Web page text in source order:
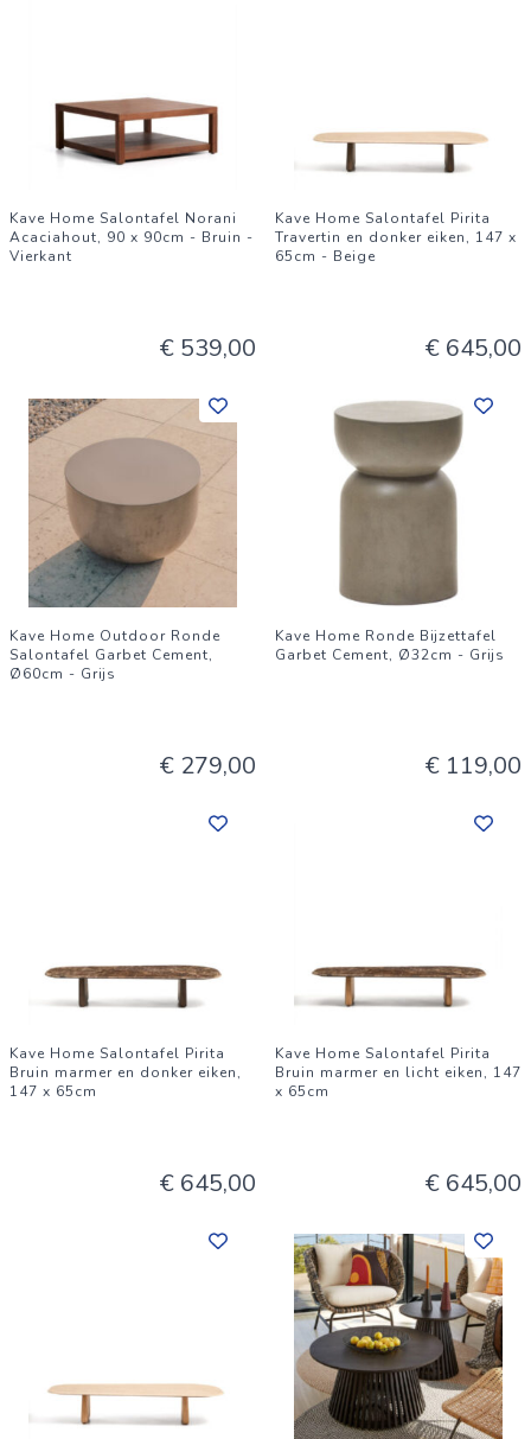
Kave Home Salontafel Norani
Acaciahout, 90 x 90cm - Bruin -
Vierkant
€ 539,00
Kave Home Salontafel Pirita
Travertin en donker eiken, 147 x
65cm - Beige
€ 645,00
Kave Home Outdoor Ronde
Salontafel Garbet Cement,
Ø60cm - Grijs
€ 279,00
Kave Home Ronde Bijzettafel
Garbet Cement, Ø32cm - Grijs
€ 119,00
Kave Home Salontafel Pirita
Bruin marmer en donker eiken,
147 x 65cm
€ 645,00
Kave Home Salontafel Pirita
Bruin marmer en licht eiken, 147
x 65cm
€ 645,00